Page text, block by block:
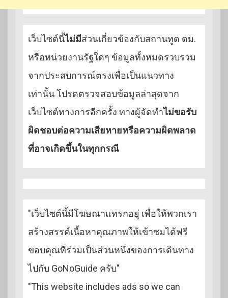
เว็บไซต์นี้ไม่มีส่วนเกี่ยวข้องกับสถานทูต ตม.
หรือหน่วยงานรัฐใดๆ ข้อมูลทั้งหมดรวบรวม
จากประสบการณ์ตรงเพื่อเป็นแนวทาง
เท่านั้น โปรดตรวจสอบข้อมูลล่าสุดจาก
เว็บไซต์ทางการอีกครั้ง ทางผู้จัดทำไม่ขอรับ
ผิดชอบต่อความเสียหายหรือความผิดพลาด
ที่อาจเกิดขึ้นในทุกกรณี
"เว็บไซต์นี้มีโฆษณาแทรกอยู่ เพื่อให้พวกเรา
สร้างสรรค์เนื้อหาคุณภาพให้เข้าชมได้ฟรี
ขอบคุณที่ร่วมเป็นส่วนหนึ่งของการเดินทาง
ไปกับ GoNoGuide ครับ"
"This website includes ads so we can